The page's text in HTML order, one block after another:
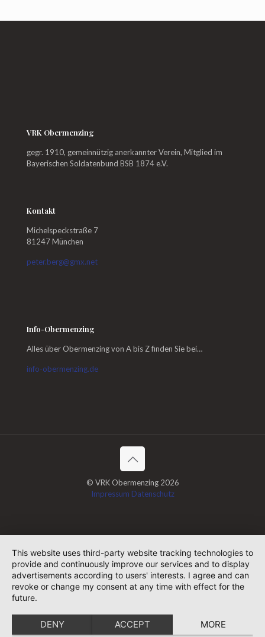
VRK Obermenzing
gegr. 1910, gemeinnützig anerkannter Verein, Mitglied im
Bayerischen Soldatenbund BSB 1874 e.V.
Kontakt
Michelspeckstraße 7
81247 München
peter.berg@gmx.net
Info-Obermenzing
Alles über Obermenzing von A bis Z finden Sie bei…
info-obermenzing.de
© VRK Obermenzing 2026
Impressum Datenschutz
This website uses third-party website tracking technologies to
provide and continuously improve our services and to display
advertisements according to users' interests. I agree and can
revoke or change my consent at any time with effect for the
future.
DENY ACCEPT MORE